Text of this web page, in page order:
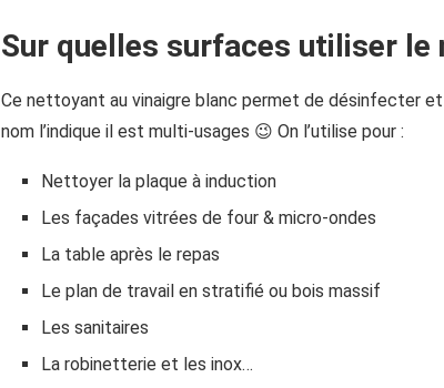
Sur quelles surfaces utiliser le
Ce nettoyant au vinaigre blanc permet de désinfecter
nom l’indique il est multi-usages 😉 On l’utilise pour :
Nettoyer la plaque à induction
Les façades vitrées de four & micro-ondes
La table après le repas
Le plan de travail en stratifié ou bois massif
Les sanitaires
La robinetterie et les inox…